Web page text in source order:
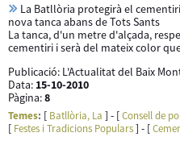
La Batllòria protegirà el
nova tanca abans de Tots Sants
La tanca, d'un metre d'alçada,
cementiri i serà del mateix color
Publicació: L'Actualitat del Baix
Data: 15-10-2010
Pàgina:8
Temes: [ Batllòria, La ] - [Consell de
[ Festes i Tradicions Populars] - [